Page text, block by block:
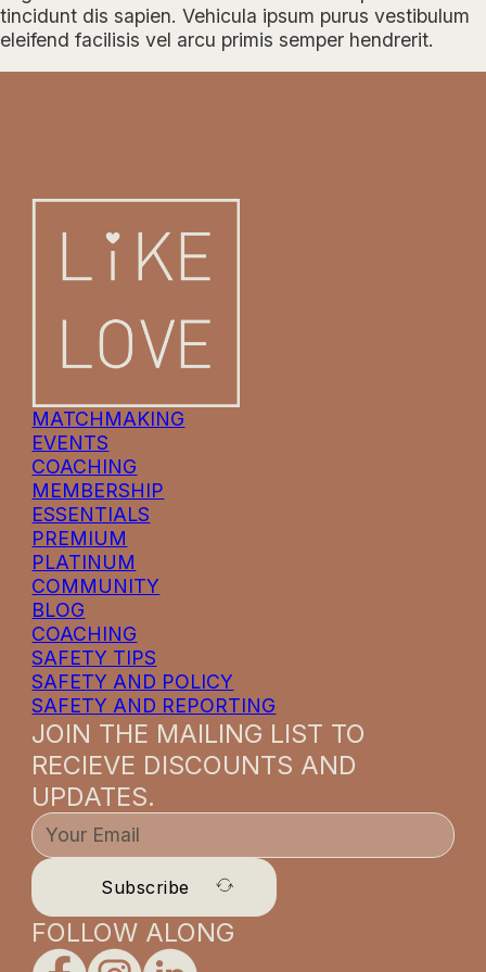
tincidunt dis sapien. Vehicula ipsum purus vestibulum
eleifend facilisis vel arcu primis semper hendrerit.
MATCHMAKING
EVENTS
COACHING
MEMBERSHIP
ESSENTIALS
PREMIUM
PLATINUM
COMMUNITY
BLOG
COACHING
SAFETY TIPS
SAFETY AND POLICY
SAFETY AND REPORTING
JOIN THE MAILING LIST TO
RECIEVE DISCOUNTS AND
UPDATES.
Subscribe
FOLLOW ALONG